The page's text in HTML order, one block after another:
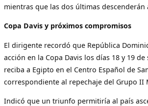
mientras que las dos últimas descenderán
Copa Davis y próximos compromisos
El dirigente recordó que República
acción en la Copa Davis los días 18 y 19
reciba a Egipto en el Centro Español de
correspondiente al repechaje del Grupo II
Indicó que un triunfo permitiría al país